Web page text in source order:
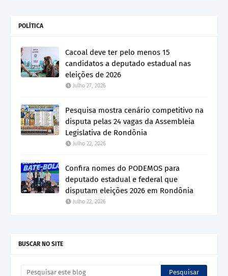
POLÍTICA
Cacoal deve ter pelo menos 15
candidatos a deputado estadual nas
eleições de 2026
Julho 27, 2026
Pesquisa mostra cenário competitivo na
disputa pelas 24 vagas da Assembleia
Legislativa de Rondônia
Julho 22, 2026
Confira nomes do PODEMOS para
deputado estadual e federal que
disputam eleições 2026 em Rondônia
Julho 22, 2026
BUSCAR NO SITE